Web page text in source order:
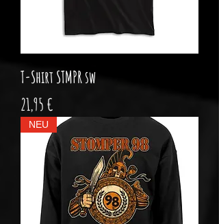
T-Shirt STMPR sw
Preis
21,95 €
NEU